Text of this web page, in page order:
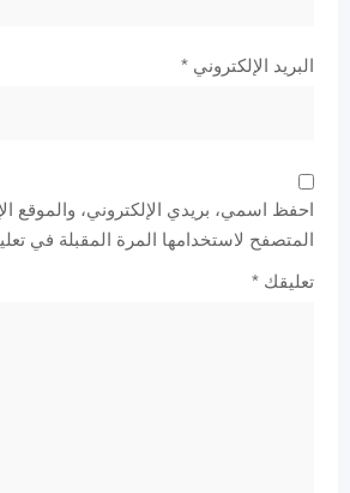
البريد الإلكتروني *
احفظ اسمي، بريدي الإلكتروني، والموقع
المتصفح لاستخدامها المرة المقبلة في
تعليقك *